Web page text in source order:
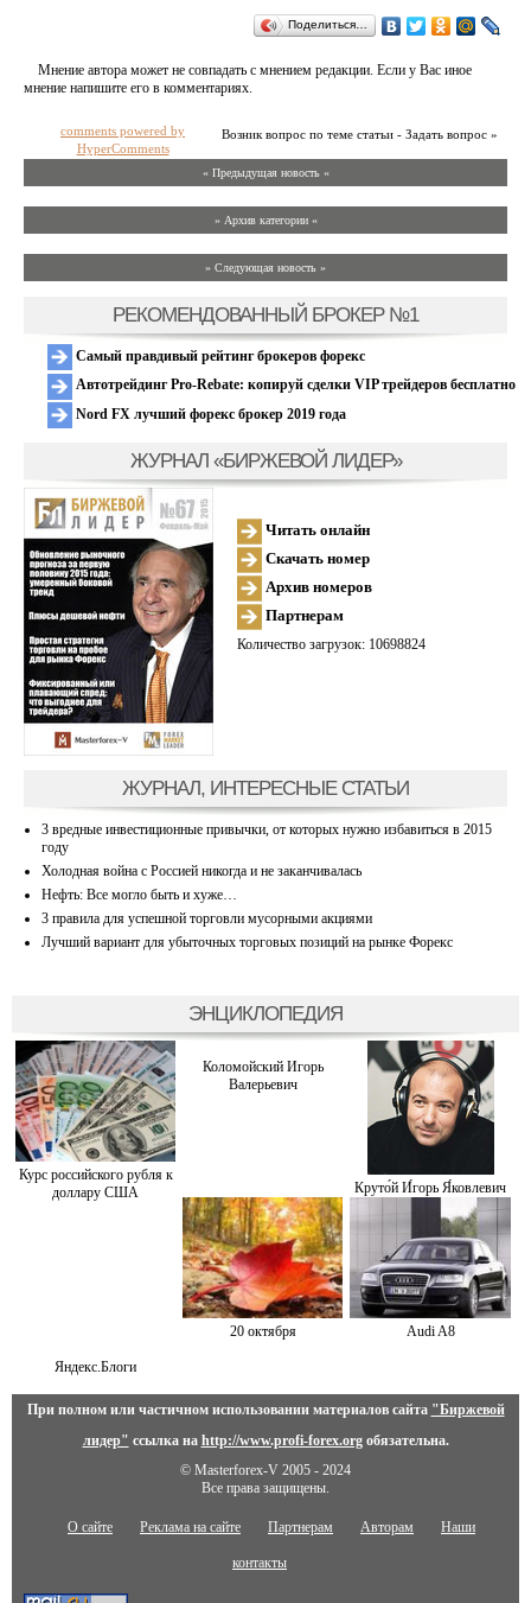
Поделиться…
Мнение автора может не совпадать с мнением редакции. Если у Вас иное
мнение напишите его в комментариях.
Возник вопрос по теме статьи - Задать вопрос »
comments powered by
HyperComments
« Предыдущая новость «
» Архив категории «
» Следующая новость »
РЕКОМЕНДОВАННЫЙ БРОКЕР №1
Самый правдивый рейтинг брокеров форекс
Автотрейдинг Pro-Rebate: копируй сделки VIP трейдеров бесплатно
Nord FX лучший форекс брокер 2019 года
ЖУРНАЛ «БИРЖЕВОЙ ЛИДЕР»
Читать онлайн
Скачать номер
Архив номеров
Партнерам
Количество загрузок: 10698824
ЖУРНАЛ, ИНТЕРЕСНЫЕ СТАТЬИ
3 вредные инвестиционные привычки, от которых нужно избавиться в 2015
году
Холодная война с Россией никогда и не заканчивалась
Нефть: Все могло быть и хуже…
3 правила для успешной торговли мусорными акциями
Лучший вариант для убыточных торговых позиций на рынке Форекс
ЭНЦИКЛОПЕДИЯ
Курс российского рубля к
доллару США
Коломойский Игорь
Валерьевич
Круто́й И́горь Я́ковлевич
20 октября Audi A8
Яндекс.Блоги
При полном или частичном использовании материалов сайта "Биржевой
лидер" ссылка на http://www.profi-forex.orgобязательна.
© Masterforex-V 2005 - 2024
Все права защищены.
О сайте Реклама на сайте Партнерам Авторам Наши
контакты